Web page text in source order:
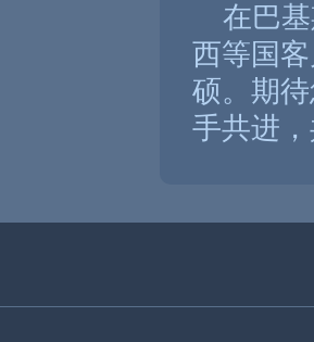
在巴基
西等国
硕。期
手共进